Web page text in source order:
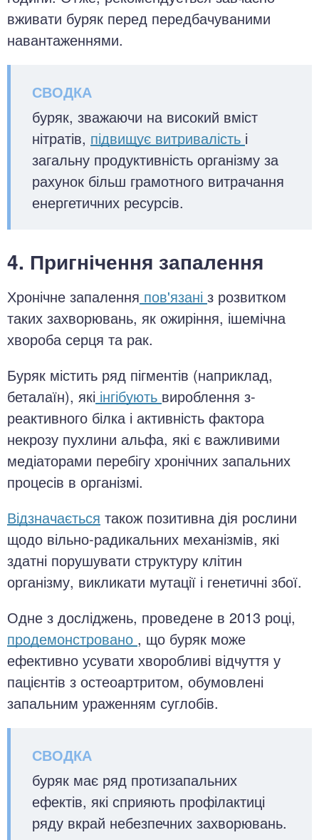
вживати буряк перед передбачуваними
навантаженнями.
буряк, зважаючи на високий вміст
нітратів, підвищує витривалість і
загальну продуктивність організму за
рахунок більш грамотного витрачання
енергетичних ресурсів.
4. Пригнічення запалення
Хронічне запалення пов'язані з розвитком
таких захворювань, як ожиріння, ішемічна
хвороба серця та рак.
Буряк містить ряд пігментів (наприклад,
беталаїн), які інгібують вироблення з-
реактивного білка і активність фактора
некрозу пухлини альфа, які є важливими
медіаторами перебігу хронічних запальних
процесів в організмі.
Відзначається також позитивна дія рослини
щодо вільно-радикальних механізмів, які
здатні порушувати структуру клітин
організму, викликати мутації і генетичні збої.
Одне з досліджень, проведене в 2013 році,
продемонстровано , що буряк може
ефективно усувати хворобливі відчуття у
пацієнтів з остеоартритом, обумовлені
запальним ураженням суглобів.
буряк має ряд протизапальних
ефектів, які сприяють профілактиці
ряду вкрай небезпечних захворювань.